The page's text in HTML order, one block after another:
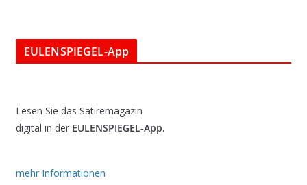
EULENSPIEGEL-App
Lesen Sie das Satiremagazin
digital in der EULENSPIEGEL-App.
mehr Informationen